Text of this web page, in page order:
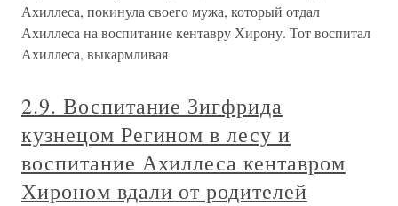
Ахиллеса, покинула своего мужа, который отдал
Ахиллеса на воспитание кентавру Хирону. Тот воспитал
Ахиллеса, выкармливая
2.9. Воспитание Зигфрида
кузнецом Регином в лесу и
воспитание Ахиллеса кентавром
Хироном вдали от родителей